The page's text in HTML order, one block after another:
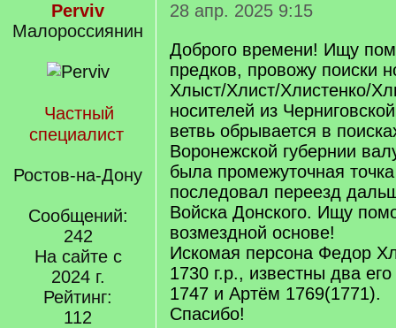
Perviv
Малороссиянин
Частный
специалист
Ростов-на-Дону
Сообщений:
242
На сайте с
2024 г.
Рейтинг:
112
28 апр. 2025 9:15
Доброго времени! Ищу
предков, провожу поиски
Хлыст/Хлист/Хлистенко/
носителей из
ветвь обрывается в
Воронежской губернии
была промежуточная
последовал переезд
Войска Донского. Ищу
возмездной основе!
Искомая персона Федор
1730 г.р., известны два
1747 и Артём 1769(1771).
Спасибо!